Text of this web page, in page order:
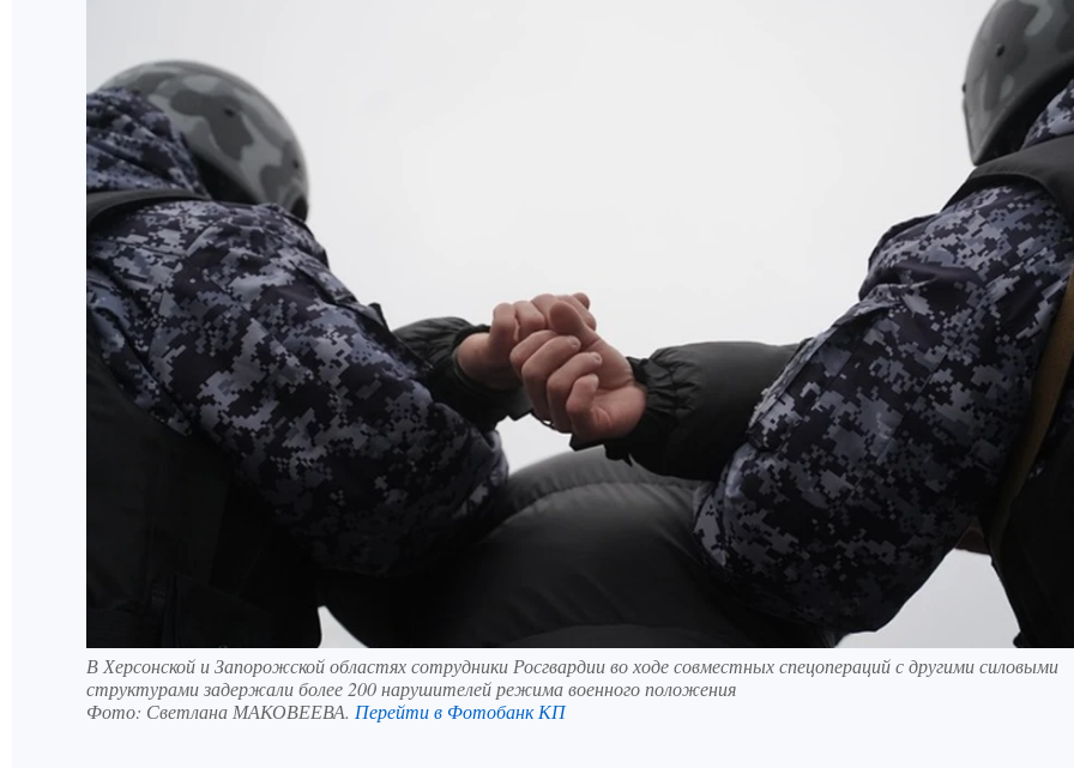
В Херсонской и Запорожской областях сотрудники Росгвардии во ходе совместных спецопераций с другими силовыми
структурами задержали более 200 нарушителей режима военного положения
Фото: Светлана МАКОВЕЕВА. Перейти в Фотобанк КП